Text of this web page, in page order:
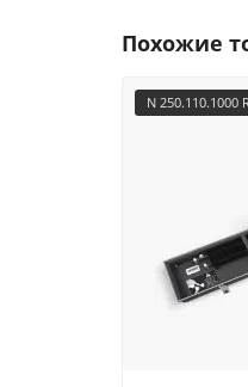
Похожие
N 250.110.1000